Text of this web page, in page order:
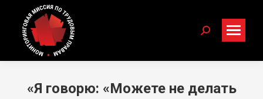
Search:
«Я говорю: «Можете не делать